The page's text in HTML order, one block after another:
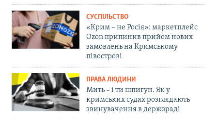
СУСПІЛЬСТВО
«Крим – не Росія»: маркетплейс
Ozon припинив прийом нових
замовлень на Кримському
півострові
ПРАВА ЛЮДИНИ
Мить – і ти шпигун. Як у
кримських судах розглядають
звинувачення в держзраді